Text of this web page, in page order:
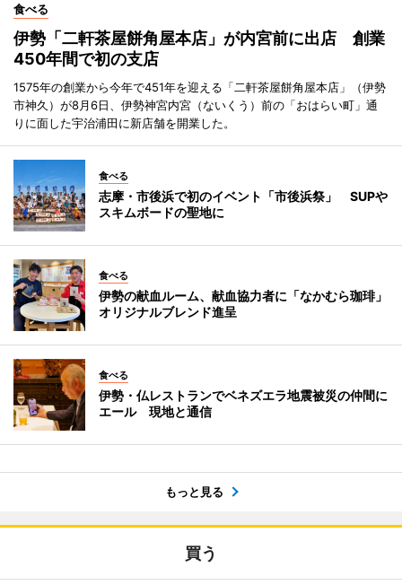
食べる
伊勢「二軒茶屋餅角屋本店」が内宮前に出店 創業
450年間で初の支店
1575年の創業から今年で451年を迎える「二軒茶屋餅角屋本店」（伊勢
市神久）が8月6日、伊勢神宮内宮（ないくう）前の「おはらい町」通
りに面した宇治浦田に新店舗を開業した。
食べる
志摩・市後浜で初のイベント「市後浜祭」 SUPや
スキムボードの聖地に
食べる
伊勢の献血ルーム、献血協力者に「なかむら珈琲」
オリジナルブレンド進呈
食べる
伊勢・仏レストランでベネズエラ地震被災の仲間に
エール 現地と通信
もっと見る
買う